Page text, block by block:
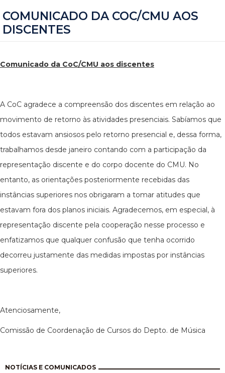
COMUNICADO DA COC/CMU AOS
DISCENTES
Comunicado da CoC/CMU aos discentes
A CoC agradece a compreensão dos discentes em relação ao
movimento de retorno às atividades presenciais. Sabíamos que
todos estavam ansiosos pelo retorno presencial e, dessa forma,
trabalhamos desde janeiro contando com a participação da
representação discente e do corpo docente do CMU. No
entanto, as orientações posteriormente recebidas das
instâncias superiores nos obrigaram a tomar atitudes que
estavam fora dos planos iniciais. Agradecemos, em especial, à
representação discente pela cooperação nesse processo e
enfatizamos que qualquer confusão que tenha ocorrido
decorreu justamente das medidas impostas por instâncias
superiores.
Atenciosamente,
Comissão de Coordenação de Cursos do Depto. de Música
NOTÍCIAS E COMUNICADOS
Paginação